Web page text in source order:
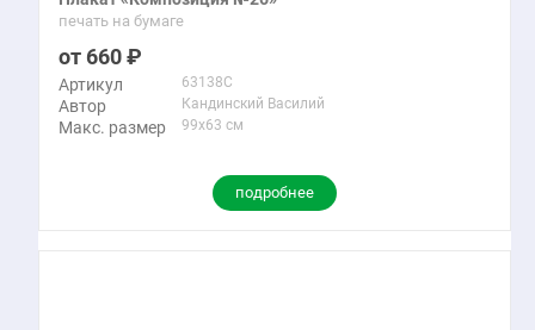
печать на бумаге
660
Артикул 63138C
Автор Кандинский Василий
Макс. размер 99x63 см
подробнее